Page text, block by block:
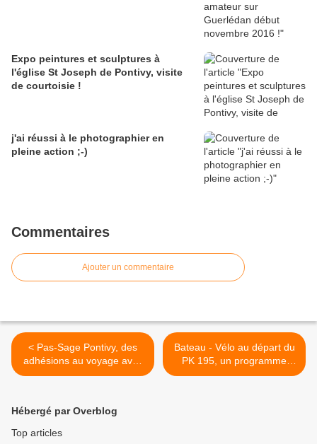
Expo peintures et sculptures à
l'église St Joseph de Pontivy, visite
de courtoisie !
j'ai réussi à le photographier en
pleine action ;-)
Commentaires
Ajouter un commentaire
< Pas-Sage Pontivy, des
adhésions au voyage avec
Défi Canal ...
Bateau - Vélo au départ du
PK 195, un programme
original... >
Hébergé par Overblog
Top articles